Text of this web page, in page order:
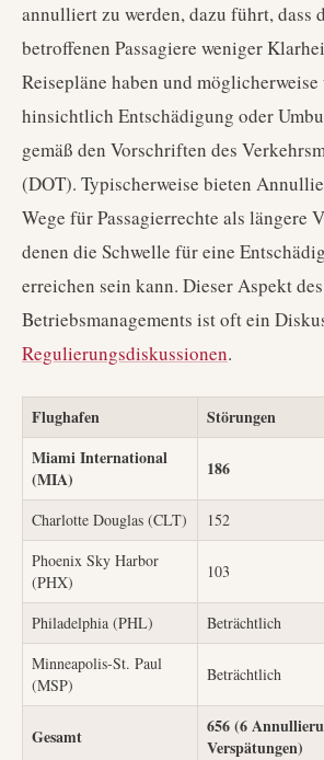
annulliert zu werden, dazu führt, dass
betroffenen Passagiere weniger
Reisepläne haben und
hinsichtlich Entschädigung oder
gemäß den Vorschriften des
(DOT). Typischerweise bieten
Wege für Passagierrechte als längere
denen die Schwelle für eine
erreichen sein kann. Dieser Aspekt des
Betriebsmanagements ist oft ein
Regulierungsdiskussionen.
Flughafen
Störungen
Miami International
(MIA)
186
Charlotte Douglas (CLT)
152
Phoenix Sky Harbor
(PHX)
103
Philadelphia (PHL)
Beträchtlich
Minneapolis-St. Paul
(MSP)
Beträchtlich
Gesamt
656 (6
Verspätungen)